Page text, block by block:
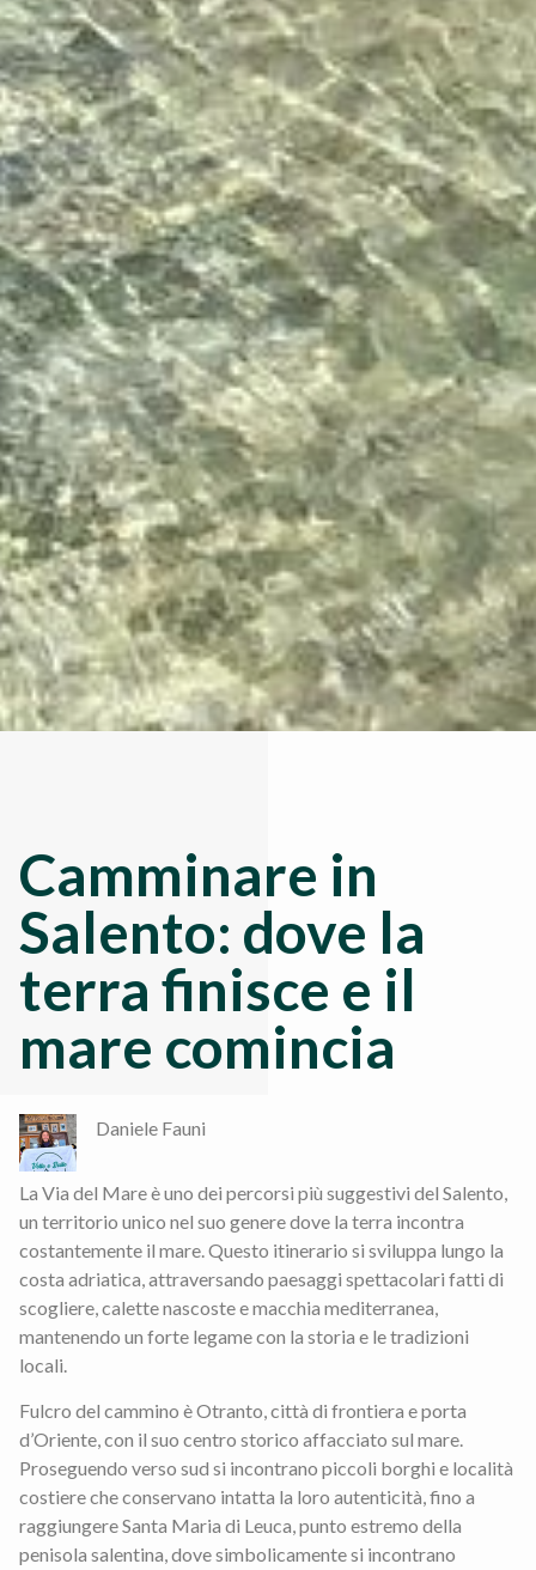
Camminare in
Salento: dove la
terra finisce e il
mare comincia
Daniele Fauni
La Via del Mare è uno dei percorsi più suggestivi del Salento,
un territorio unico nel suo genere dove la terra incontra
costantemente il mare. Questo itinerario si sviluppa lungo la
costa adriatica, attraversando paesaggi spettacolari fatti di
scogliere, calette nascoste e macchia mediterranea,
mantenendo un forte legame con la storia e le tradizioni
locali.
Fulcro del cammino è Otranto, città di frontiera e porta
d’Oriente, con il suo centro storico affacciato sul mare.
Proseguendo verso sud si incontrano piccoli borghi e località
costiere che conservano intatta la loro autenticità, fino a
raggiungere Santa Maria di Leuca, punto estremo della
penisola salentina, dove simbolicamente si incontrano